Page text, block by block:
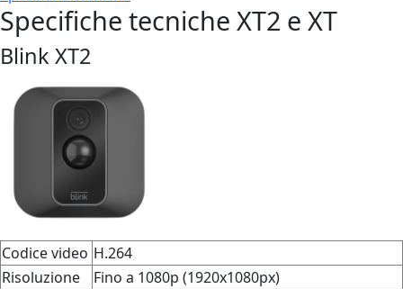
Specifiche tecniche XT2 e XT
Blink XT2
Codice video H.264
Risoluzione
Fino a 1080p (1920x1080px)